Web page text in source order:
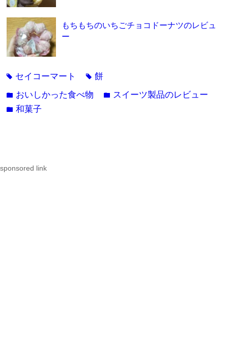
もちもちのいちごチョコドーナツのレビュ
ー
tag セイコーマート tag餅
folder おいしかった食べ物 folder スイーツ製品のレビュー
folder和菓子
sponsored link